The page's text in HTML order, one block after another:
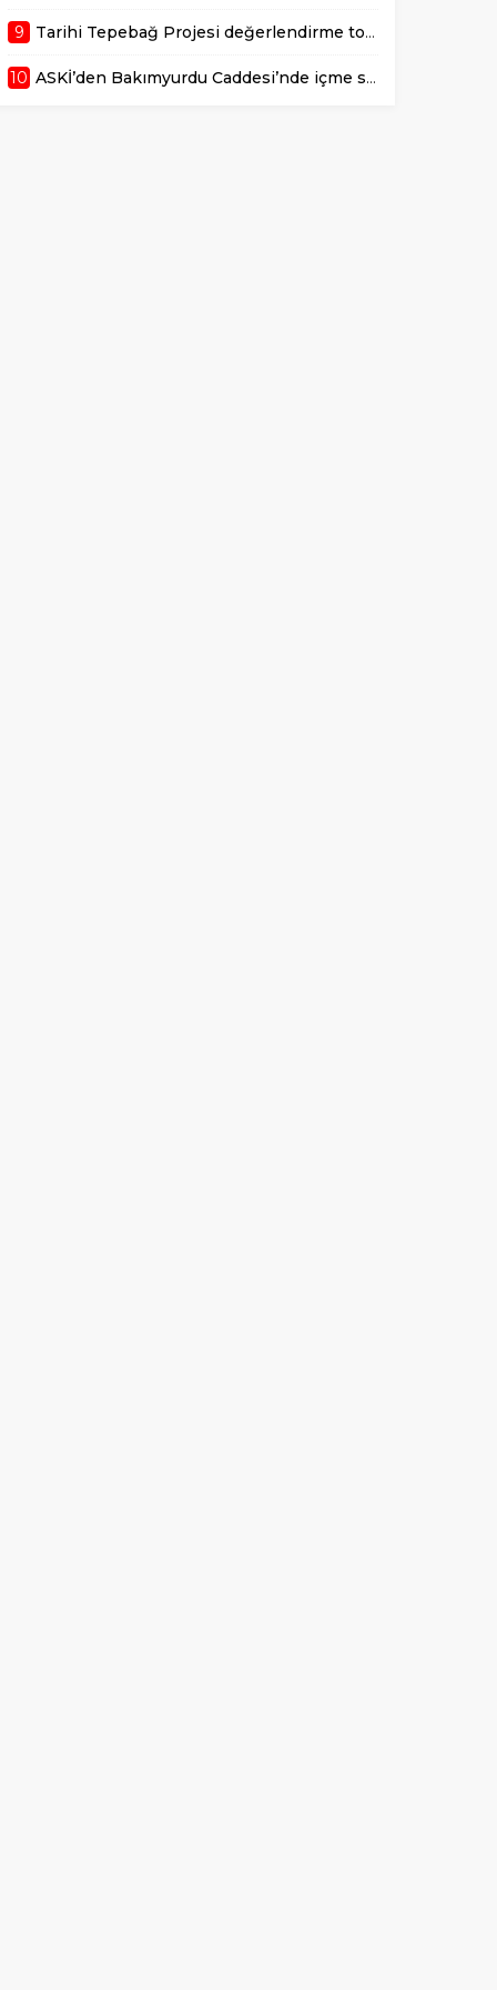
9 Tarihi Tepebağ Projesi değerlendirme toplantısı gerçekleştirildi
10 ASKİ’den Bakımyurdu Caddesi’nde içme suyu altyapısına güçlü yatırım